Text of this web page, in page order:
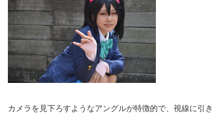
カメラを見下ろすようなアングルが特徴的で、視線に引き